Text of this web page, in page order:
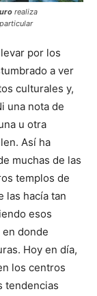
realiza
por los
a ver
culturales y,
una nota de
u otra
Así ha
muchas de las
templos de
las hacía tan
esos
donde
Hoy en día,
los centros
tendencias